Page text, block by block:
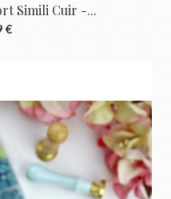
Simili Cuir -...
€